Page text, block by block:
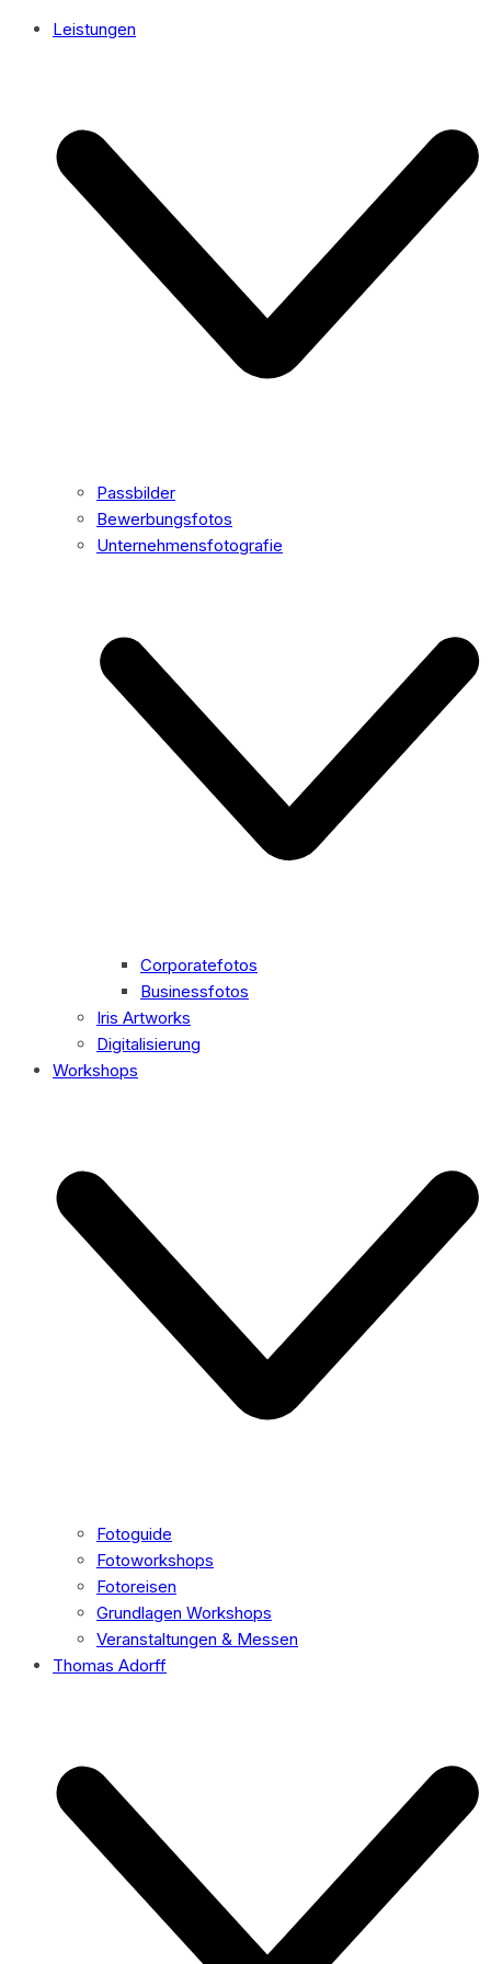
Leistungen
Passbilder
Bewerbungsfotos
Unternehmensfotografie
Corporatefotos
Businessfotos
Iris Artworks
Digitalisierung
Workshops
Fotoguide
Fotoworkshops
Fotoreisen
Grundlagen Workshops
Veranstaltungen & Messen
Thomas Adorff